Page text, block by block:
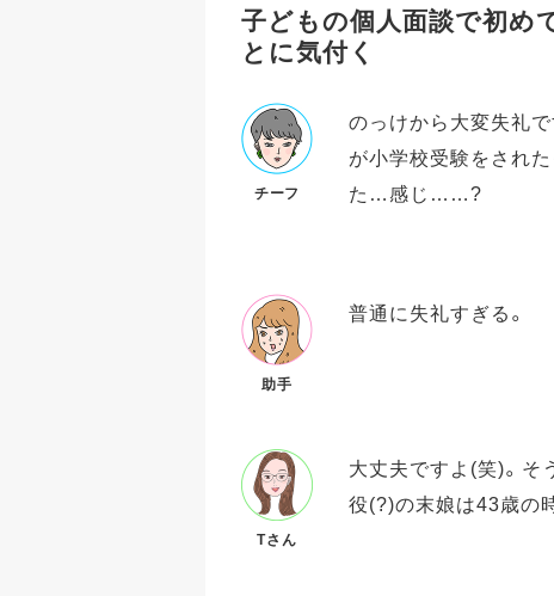
子どもの個人面談で初め
とに気付く
チーフ
のっけから大変失礼で
が小学校受験をされ
た…感じ……?
助手
普通に失礼すぎる。
Tさん
大丈夫ですよ(笑)。そ
役(?)の末娘は43歳の